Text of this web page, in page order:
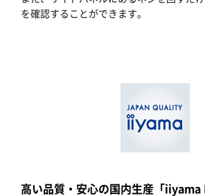
を確認することができます。
高い品質・安心の国内生産「iiyama